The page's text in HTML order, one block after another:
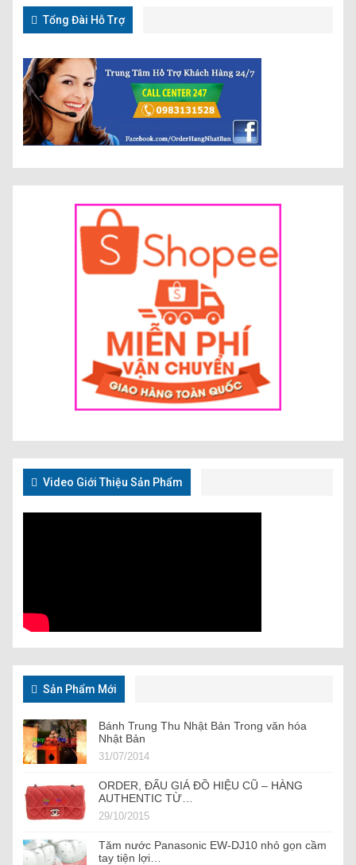
Tổng Đài Hỗ Trợ
Video Giới Thiệu Sản Phẩm
Sản Phẩm Mới
Bánh Trung Thu Nhật Bản Trong văn hóa
Nhật Bản
31/07/2014
ORDER, ĐẤU GIÁ ĐỒ HIỆU CŨ – HÀNG
AUTHENTIC TỪ…
29/10/2015
Tăm nước Panasonic EW-DJ10 nhỏ gọn cầm
tay tiện lợi…